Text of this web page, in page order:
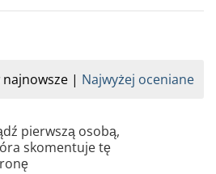
Najwyżej oceniane
pierwszą osobą,
skomentuje tę